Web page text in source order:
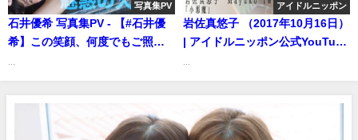
写真集PV
石井優希 写真集PV - 【#石井優
希】この笑顔、何度でもご照覧
評発売中！ーYuki Ishii（2024年
09月03日） | 週プレ
Channel【集英社 週刊プレイボ
ーイ公式】さんより
アイドルニッポン
岩佐真悠子 （2017年10月16日）
| アイドルニッポン公式YouTube